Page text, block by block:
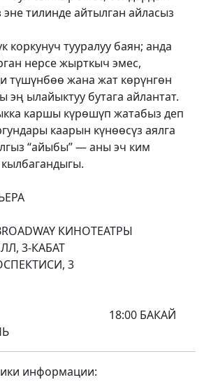
тилинде айтылган айласыз
коркунуч тууралуу баян; анда
нерсе жырткыч эмес,
түшүнбөө жана жат көрүнгөн
эң ылайыктуу бутага айлантат.
каршы күрөшүп жатабыз деп
каарын күнөөсүз аялга
“айыбы” — аны эч ким
ПРЕМЬЕРА
КИНОТЕАТРЫ
3-КАБАТ
ПРОСПЕКТИСИ, 3
БАКАЙ
информации: